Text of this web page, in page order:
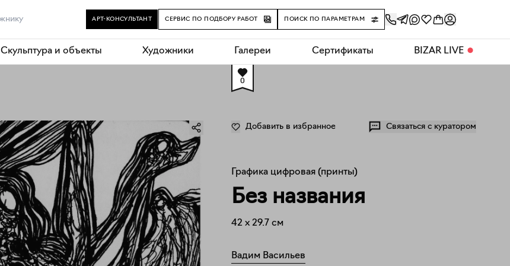
АРТ-КОНСУЛЬТАНТ СЕРВИС ПО ПОДБОРУ РАБОТ ПОИСК ПО ПАРАМЕТРАМ
Скульптура и объекты Художники Галереи Сертификаты BIZAR LIVE ⬤
0
Добавить в избранное Связаться с куратором
Графика цифровая (принты)
Без названия
42 x 29.7 см
Вадим Васильев